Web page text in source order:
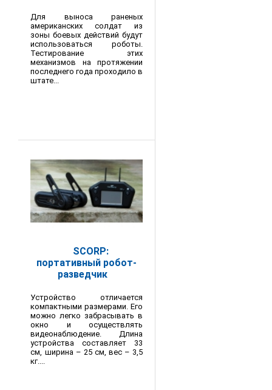
Для выноса раненых
американских солдат из
зоны боевых действий будут
использоваться роботы.
Тестирование этих
механизмов на протяжении
последнего года проходило в
штате...
SCORP:
портативный робот-
разведчик
Устройство отличается
компактными размерами. Его
можно легко забрасывать в
окно и осуществлять
видеонаблюдение. Длина
устройства составляет 33
см, ширина – 25 см, вес – 3,5
кг....